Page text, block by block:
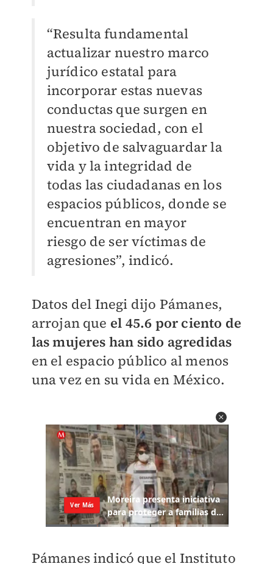
“Resulta fundamental
actualizar nuestro marco
jurídico estatal para
incorporar estas nuevas
conductas que surgen en
nuestra sociedad, con el
objetivo de salvaguardar la
vida y la integridad de
todas las ciudadanas en los
espacios públicos, donde se
encuentran en mayor
riesgo de ser víctimas de
agresiones”, indicó.
Datos del Inegi dijo Pámanes,
arrojan que el 45.6 por ciento de
las mujeres han sido agredidas
en el espacio público al menos
una vez en su vida en México.
Pámanes indicó que el Instituto